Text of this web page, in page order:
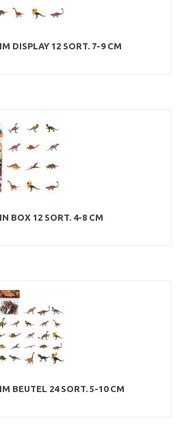
DISPLAY 12 SORT. 7-9 CM
BOX 12 SORT. 4-8 CM
BEUTEL 24 SORT. 5-10 CM